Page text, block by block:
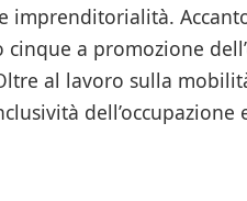
imprenditorialità.
a promozione
al lavoro sulla
dell’occupazione